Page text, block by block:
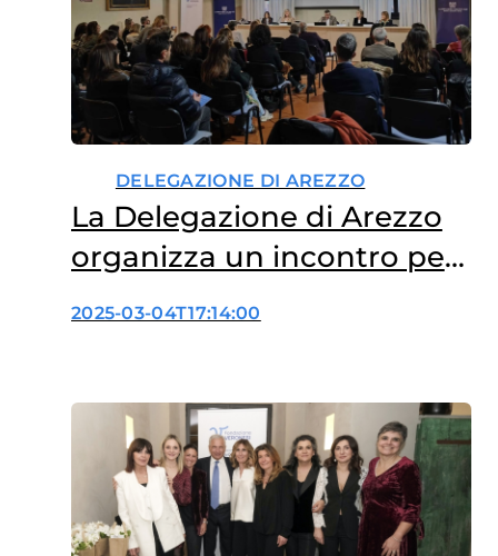
DELEGAZIONE DI AREZZO
La Delegazione di Arezzo
organizza un incontro per
favorire la crescita e il
2025-03-04T17:14:00